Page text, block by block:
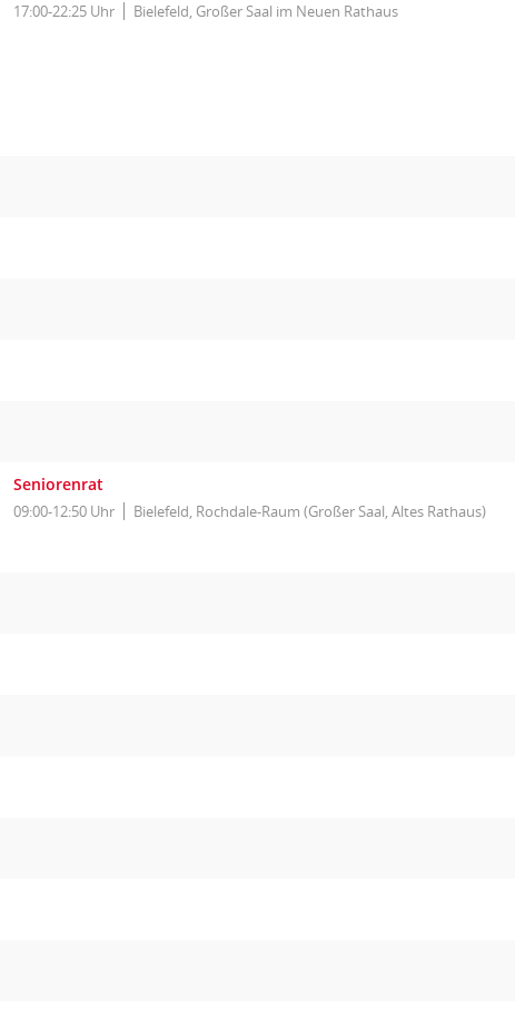
17:00-22:25 Uhr Bielefeld, Großer Saal im Neuen Rathaus
Seniorenrat
09:00-12:50 Uhr Bielefeld, Rochdale-Raum (Großer Saal, Altes Rathaus)